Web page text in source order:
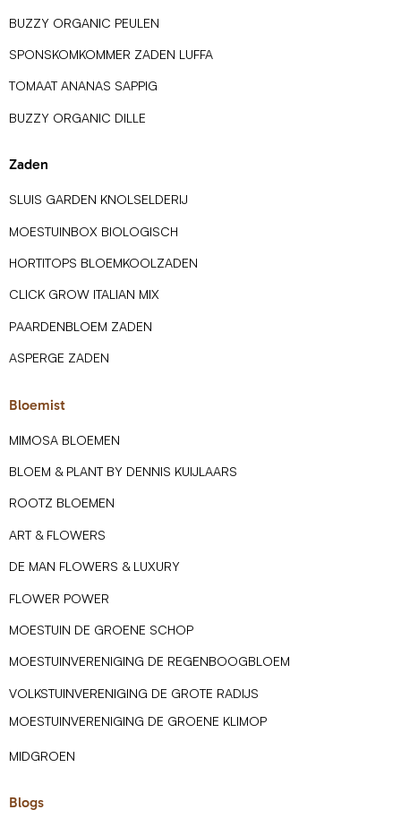
BUZZY ORGANIC PEULEN
SPONSKOMKOMMER ZADEN LUFFA
TOMAAT ANANAS SAPPIG
BUZZY ORGANIC DILLE
Zaden
SLUIS GARDEN KNOLSELDERIJ
MOESTUINBOX BIOLOGISCH
HORTITOPS BLOEMKOOLZADEN
CLICK GROW ITALIAN MIX
PAARDENBLOEM ZADEN
ASPERGE ZADEN
Bloemist
MIMOSA BLOEMEN
BLOEM & PLANT BY DENNIS KUIJLAARS
ROOTZ BLOEMEN
ART & FLOWERS
DE MAN FLOWERS & LUXURY
FLOWER POWER
MOESTUIN DE GROENE SCHOP
MOESTUINVERENIGING DE REGENBOOGBLOEM
VOLKSTUINVERENIGING DE GROTE RADIJS
MOESTUINVERENIGING DE GROENE KLIMOP
MIDGROEN
Blogs